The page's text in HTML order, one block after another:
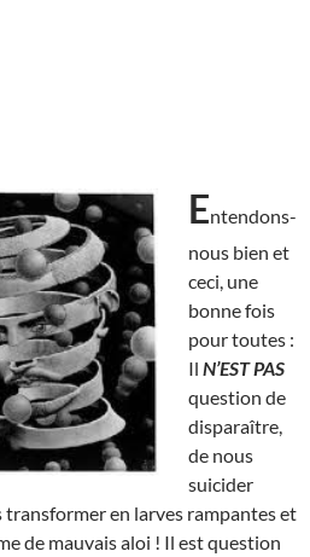
Entendons-
nous bien et
ceci, une
bonne fois
pour toutes :
Il N’EST PAS
question de
disparaître,
de nous
suicider
en larves rampantes et
de mauvais aloi ! Il est question